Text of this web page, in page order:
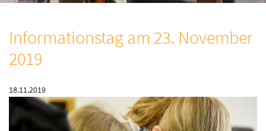
Informationstag am 23. November
2019
18.11.2019